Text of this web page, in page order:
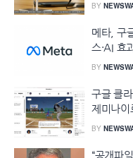
BY
메타, 구
스·AI 효
BY
구글 클
제미나이
BY
“공개파